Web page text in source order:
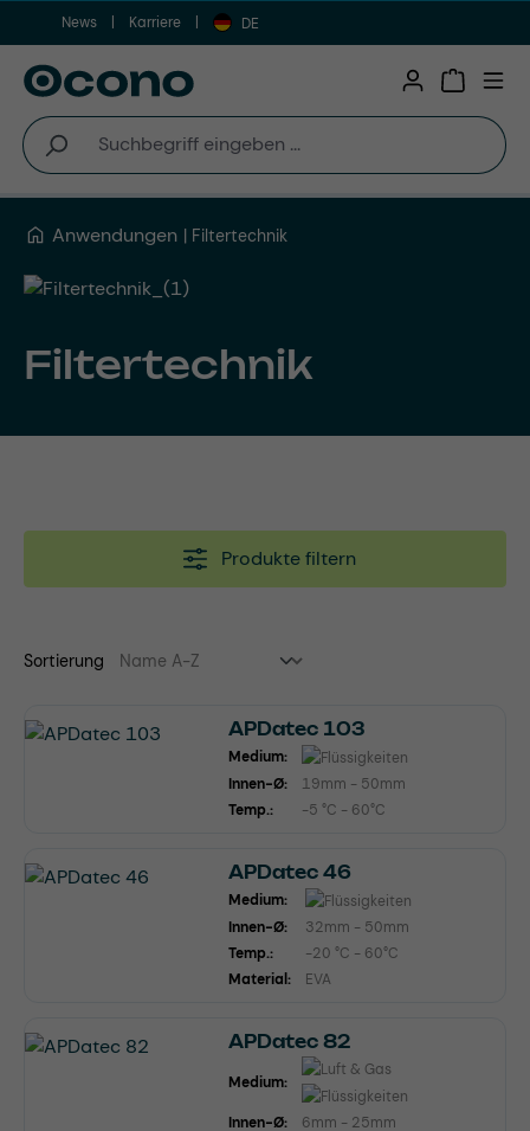
Zum Hauptinhalt springen
News Karriere DE
Anwendungen Filtertechnik
Filtertechnik
Produkte filtern
Sortierung
APDatec 103
Medium:
Innen-Ø:
19mm - 50mm
Temp.:
-5 °C - 60°C
APDatec 46
Medium:
Innen-Ø:
32mm - 50mm
Temp.:
-20 °C - 60°C
Material:
EVA
APDatec 82
Medium:
Innen-Ø:
6mm - 25mm